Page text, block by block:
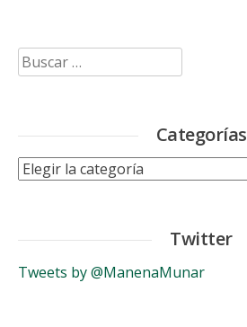
Buscar:
Categorías
Categorías
Twitter
Tweets by @ManenaMunar